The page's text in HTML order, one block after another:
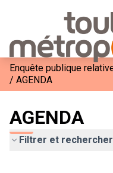
/ AGENDA
AGENDA
Filtrer et rechercher